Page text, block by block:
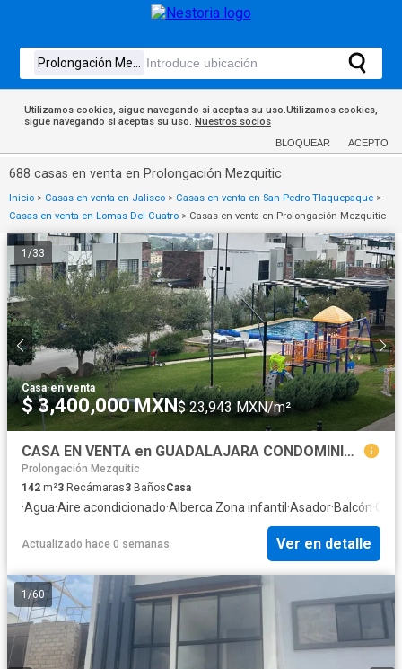
Utilizamos cookies, sigue navegando si aceptas su uso.Utilizamos cookies,
sigue navegando si aceptas su uso. Nuestros socios
BLOQUEAR ACEPTO
688 casas en venta en Prolongación Mezquitic
Inicio > Casas en venta en Jalisco > Casas en venta en San Pedro Tlaquepaque >
Casas en venta en Lomas Del Cuatro > Casas en venta en Prolongación Mezquitic
1 /33
Casa·en venta
$ 3,400,000 MXN$ 23,943 MXN/m²
CASA EN VENTA en GUADALAJARA CONDOMINIO ALTOSUR
Prolongación Mezquitic
142 m²3 Recámaras3 BañosCasa
·Agua·Aire acondicionado·Alberca·Zona infantil ·Asador·Balcón·
Actualizado hace 0 semanas Ver en detalle
1 /60